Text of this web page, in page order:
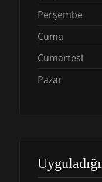
Perşembe
Cuma
Cumartesi
Pazar